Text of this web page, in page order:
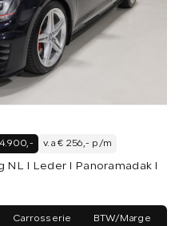
v.a € 256,- p/m
NL I Leder I Panoramadak I
Carrosserie BTW/Marge